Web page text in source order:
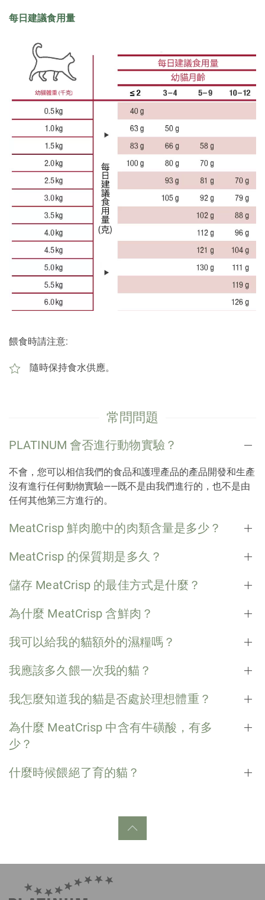
每日建議食用量
餵食時請注意:
隨時保持食水供應。
常問問題
PLATINUM 會否進行動物實驗？
不會，您可以相信我們的食品和護理產品的產品開發和生產
沒有進行任何動物實驗——既不是由我們進行的，也不是由
任何其他第三方進行的。
MeatCrisp 鮮肉脆中的肉類含量是多少？
MeatCrisp 的保質期是多久？
儲存 MeatCrisp 的最佳方式是什麼？
為什麼 MeatCrisp 含鮮肉？
我可以給我的貓額外的濕糧嗎？
我應該多久餵一次我的貓？
我怎麼知道我的貓是否處於理想體重？
為什麼 MeatCrisp 中含有牛磺酸，有多
少？
什麼時候餵絕了育的貓？